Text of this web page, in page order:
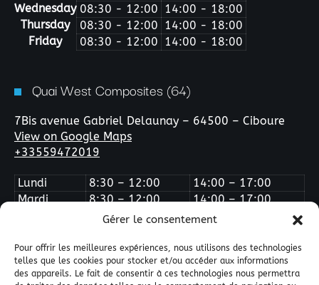
Gérer le consentement
Pour offrir les meilleures expériences, nous utilisons des technologies
telles que les cookies pour stocker et/ou accéder aux informations
des appareils. Le fait de consentir à ces technologies nous permettra
Wednesday 08:30 - 12:00 14:00 - 18:00
Thursday
08:30 - 12:00 14:00 - 18:00
Friday
08:30 - 12:00 14:00 - 18:00
Quai West Composites (64)
7Bis avenue Gabriel Delaunay – 64500 – Ciboure
View on Google Maps
+33559472019
Lundi 8:30 – 12:00
14:00 – 17:00
Mardi
8:30 – 12:00
14:00 – 17:00
Fermé
Fermé
Vendredi
8:30 – 12:00 14:00 – 16:00